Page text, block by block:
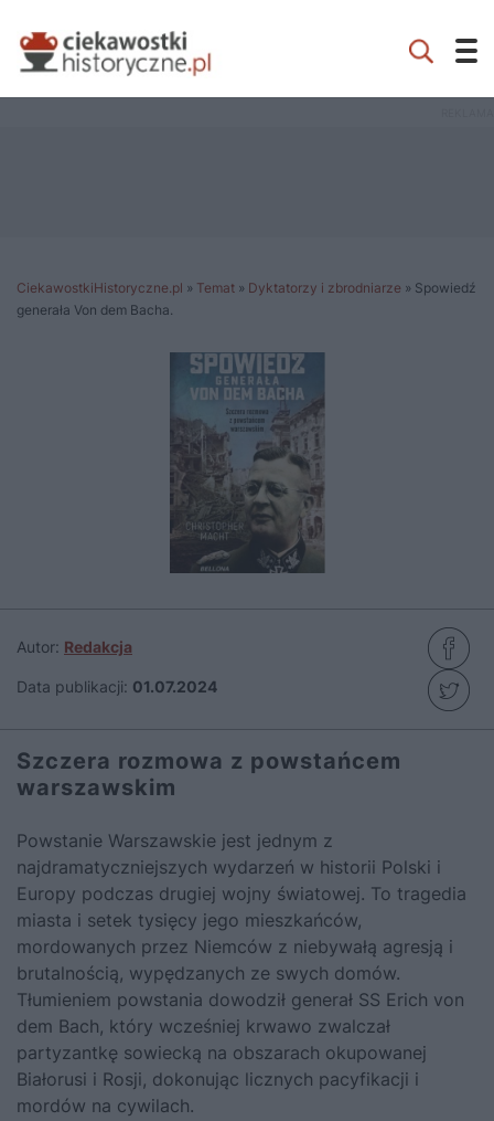
CiekawostkiHistoryczne.pl » Temat » Dyktatorzy i zbrodniarze » Spowiedź
generała Von dem Bacha.
Autor: Redakcja
Data publikacji: 01.07.2024
Szczera rozmowa z powstańcem
warszawskim
Powstanie Warszawskie jest jednym z
najdramatyczniejszych wydarzeń w historii Polski i
Europy podczas drugiej wojny światowej. To tragedia
miasta i setek tysięcy jego mieszkańców,
mordowanych przez Niemców z niebywałą agresją i
brutalnością, wypędzanych ze swych domów.
Tłumieniem powstania dowodził generał SS Erich von
dem Bach, który wcześniej krwawo zwalczał
partyzantkę sowiecką na obszarach okupowanej
Białorusi i Rosji, dokonując licznych pacyfikacji i
mordów na cywilach.